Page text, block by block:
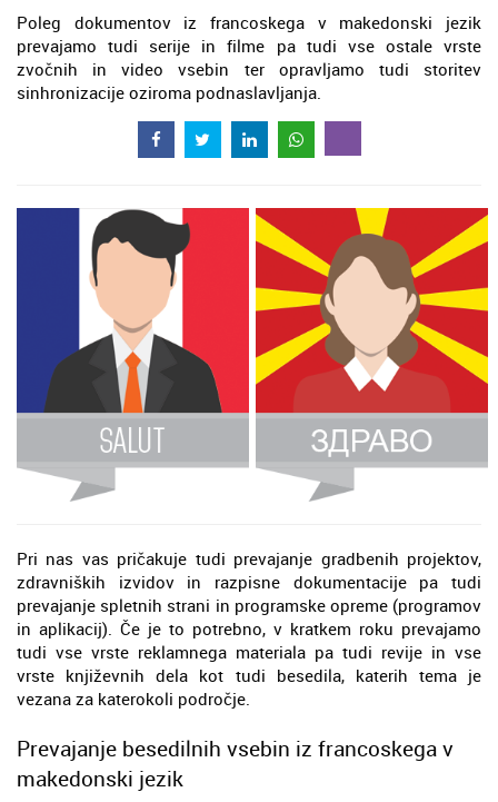
Poleg dokumentov iz francoskega v makedonski jezik
prevajamo tudi serije in filme pa tudi vse ostale vrste
zvočnih in video vsebin ter opravljamo tudi storitev
sinhronizacije oziroma podnaslavljanja.
Pri nas vas pričakuje tudi prevajanje gradbenih projektov,
zdravniških izvidov in razpisne dokumentacije pa tudi
prevajanje spletnih strani in programske opreme (programov
in aplikacij). Če je to potrebno, v kratkem roku prevajamo
tudi vse vrste reklamnega materiala pa tudi revije in vse
vrste književnih dela kot tudi besedila, katerih tema je
vezana za katerokoli področje.
Prevajanje besedilnih vsebin iz francoskega v
makedonski jezik